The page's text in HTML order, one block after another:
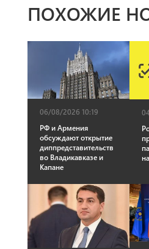
ПОХОЖИЕ
06/08/2026 10:19
РФ и Армения
обсуждают открытие
диппредставительств
во Владикавказе и
Капане